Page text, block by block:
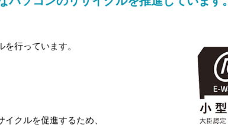
行っています。
クルを促進するため、